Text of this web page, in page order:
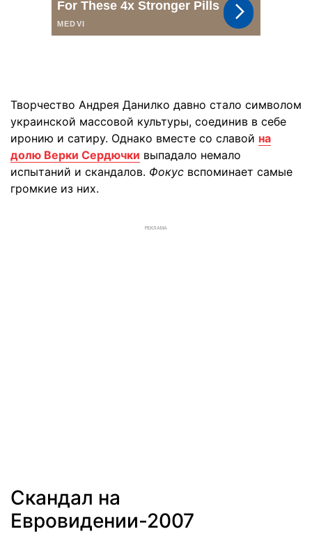
Творчество Андрея Данилко давно стало символом
украинской массовой культуры, соединив в себе
иронию и сатиру. Однако вместе со славой на
долю Верки Сердючки выпадало немало
испытаний и скандалов. Фокус вспоминает самые
громкие из них.
РЕКЛАМА
Скандал на
Евровидении-2007